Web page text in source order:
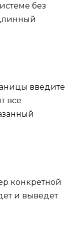
без
введите
все
конкретной
и выведет